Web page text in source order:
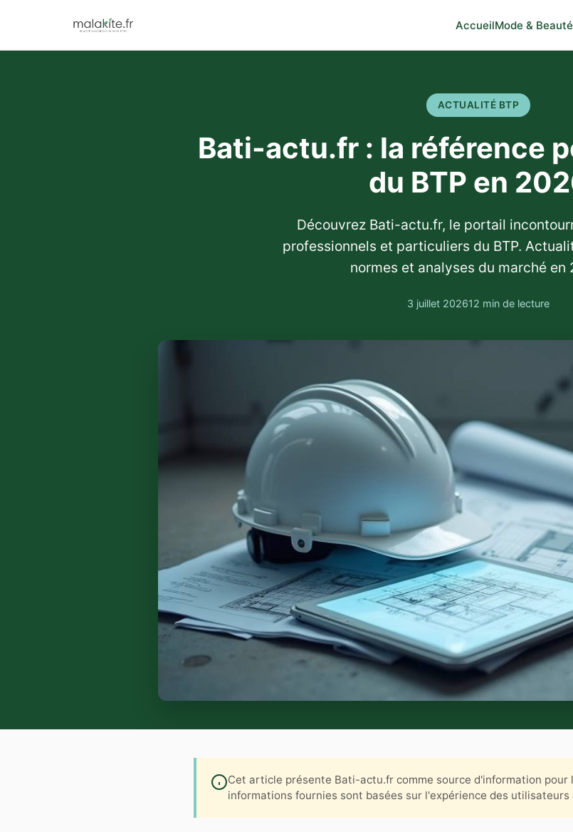
AccueilMode & Beauté
ACTUALITÉ BTP
Bati-actu.fr : la référence
du BTP en
Découvrez Bati-actu.fr, le portail
professionnels et particuliers du BTP.
normes et analyses du marché en
3 juillet 202612 min de lecture
Cet article présente Bati-actu.fr comme source d'information pour
informations fournies sont basées sur l'expérience des